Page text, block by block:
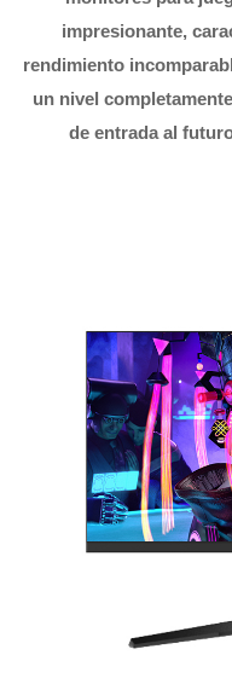
impresionante,
rendimiento
un nivel
de entrada al